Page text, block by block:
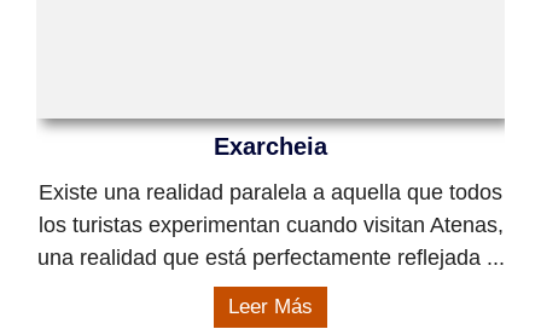
Exarcheia
Existe una realidad paralela a aquella que todos
los turistas experimentan cuando visitan Atenas,
una realidad que está perfectamente reflejada ...
Leer Más